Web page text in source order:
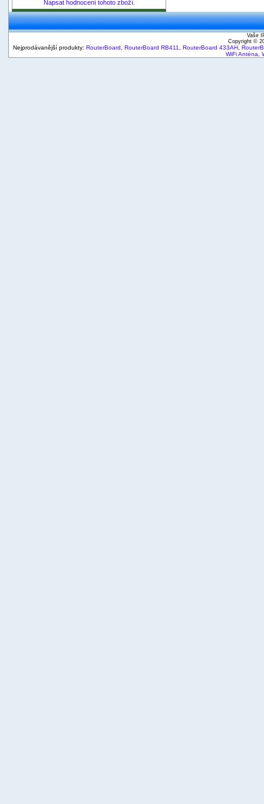
Napsat hodnocení tohoto zboží.
Vaše
Copyright ©
Nejprodávanější produkty: RouterBoard RouterBoard RB411 RouterBoard 433AH
WiFi Anténa